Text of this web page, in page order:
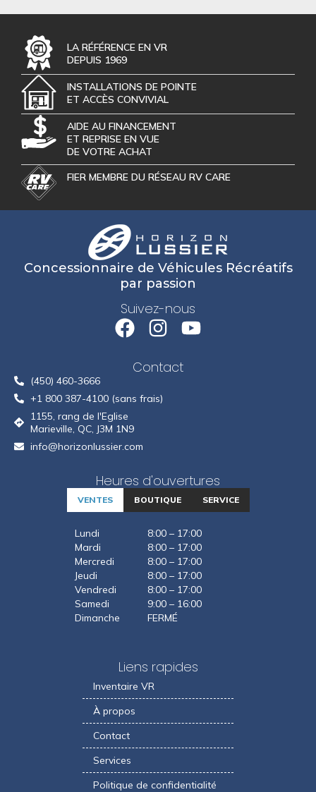
LA RÉFÉRENCE EN VR
DEPUIS 1969
INSTALLATIONS DE POINTE
ET ACCÈS CONVIVIAL
AIDE AU FINANCEMENT
ET REPRISE EN VUE
DE VOTRE ACHAT
FIER MEMBRE DU RÉSEAU RV CARE
Liens rapides
Inventaire VR
À propos
Contact
Services
Politique de confidentialité
Heures d'ouvertures
VENTES BOUTIQUE SERVICE
Lundi
8:00 – 17:00
Mardi
8:00 – 17:00
Mercredi
8:00 – 17:00
Jeudi
8:00 – 17:00
Vendredi
8:00 – 17:00
Samedi
9:00 – 16:00
Dimanche
FERMÉ
Contact
(450) 460-3666
+1 800 387-4100 (sans frais)
1155, rang de l'Eglise
Marieville, QC, J3M 1N9
info@horizonlussier.com
Concessionnaire de Véhicules Récréatifs
par passion
Suivez-nous